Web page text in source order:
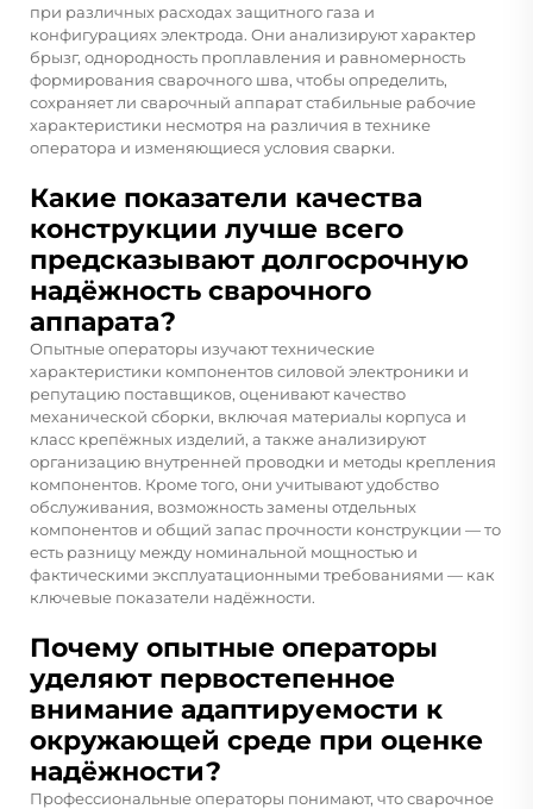
при различных расходах защитного газа и
конфигурациях электрода. Они анализируют характер
брызг, однородность проплавления и равномерность
формирования сварочного шва, чтобы определить,
сохраняет ли сварочный аппарат стабильные рабочие
характеристики несмотря на различия в технике
оператора и изменяющиеся условия сварки.
Какие показатели качества
конструкции лучше всего
предсказывают долгосрочную
надёжность сварочного
аппарата?
Опытные операторы изучают технические
характеристики компонентов силовой электроники и
репутацию поставщиков, оценивают качество
механической сборки, включая материалы корпуса и
класс крепёжных изделий, а также анализируют
организацию внутренней проводки и методы крепления
компонентов. Кроме того, они учитывают удобство
обслуживания, возможность замены отдельных
компонентов и общий запас прочности конструкции — то
есть разницу между номинальной мощностью и
фактическими эксплуатационными требованиями — как
ключевые показатели надёжности.
Почему опытные операторы
уделяют первостепенное
внимание адаптируемости к
окружающей среде при оценке
надёжности?
Профессиональные операторы понимают, что сварочное